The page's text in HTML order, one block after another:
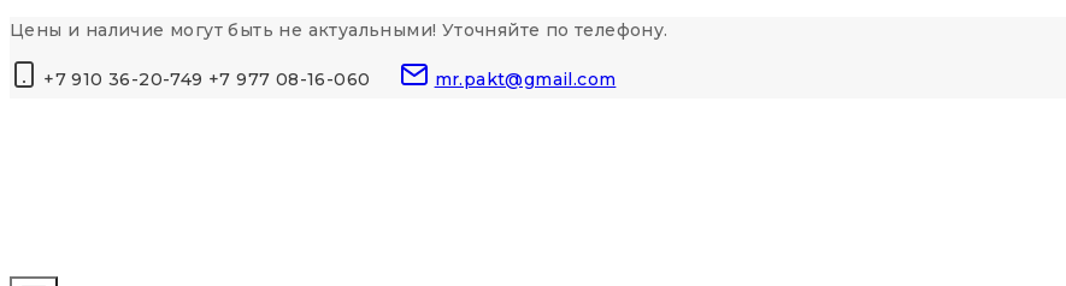
Перейти
контенту
Цены и наличие могут быть не актуальными! Уточняйте по телефону.
+7 910 36-20-749 +7 977 08-16-060 mr.pakt@gmail.com